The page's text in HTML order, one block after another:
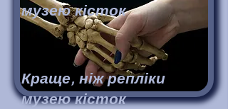
Краще, ніж репліки
музею кісток
музею кісток